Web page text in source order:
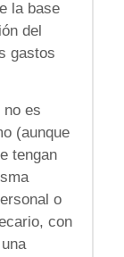
la base
del
gastos
no es
(aunque
tengan
o
con